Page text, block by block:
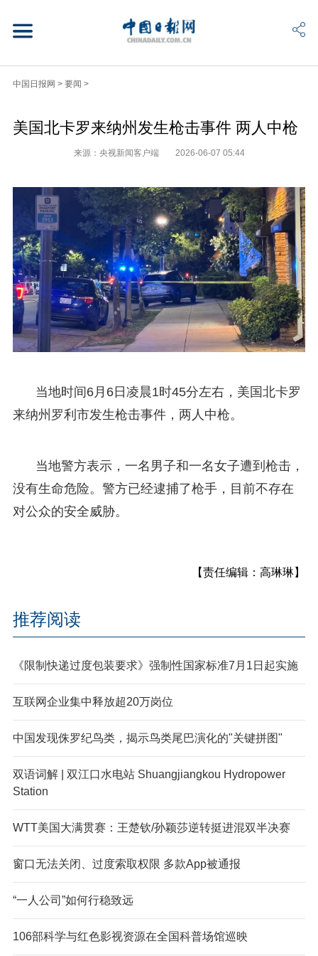
中国日报网 > 要闻 >
美国北卡罗来纳州发生枪击事件 两人中枪
来源：央视新闻客户端 2026-06-07 05:44
当地时间6月6日凌晨1时45分左右，美国北卡罗
来纳州罗利市发生枪击事件，两人中枪。
当地警方表示，一名男子和一名女子遭到枪击，
没有生命危险。警方已经逮捕了枪手，目前不存在
对公众的安全威胁。
【责任编辑：高琳琳】
推荐阅读
《限制快递过度包装要求》强制性国家标准7月1日起实施
互联网企业集中释放超20万岗位
中国发现侏罗纪鸟类，揭示鸟类尾巴演化的"关键拼图"
双语词解 | 双江口水电站 Shuangjiangkou Hydropower
Station
WTT美国大满贯赛：王楚钦/孙颖莎逆转挺进混双半决赛
窗口无法关闭、过度索取权限 多款App被通报
“一人公司”如何行稳致远
106部科学与红色影视资源在全国科普场馆巡映